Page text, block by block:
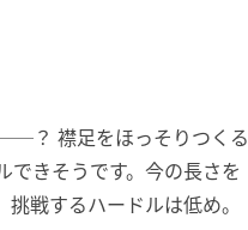
？ 襟足をほっそりつくる
できそうです。今の長さを
戦するハードルは低め。